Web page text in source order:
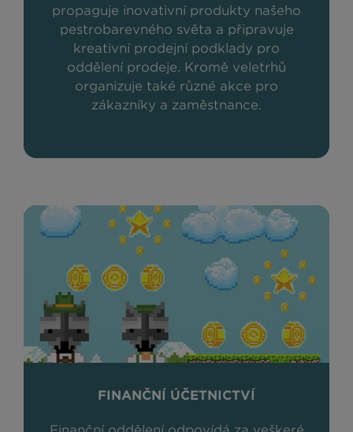
propaguje inovativní produkty našeho
pestrobarevného světa a připravuje
kreativní prodejní podklady pro
oddělení prodeje. Kromě veletrhů
organizuje také různé akce pro
zákazníky a zaměstnance.
FINANČNÍ ÚČETNICTVÍ